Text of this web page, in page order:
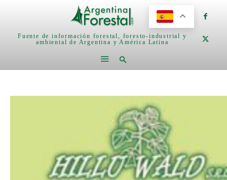
Fuente de información forestal, foresto-industrial y
ambiental de Argentina y América Latina